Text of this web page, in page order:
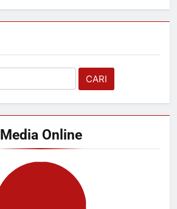
Media Online